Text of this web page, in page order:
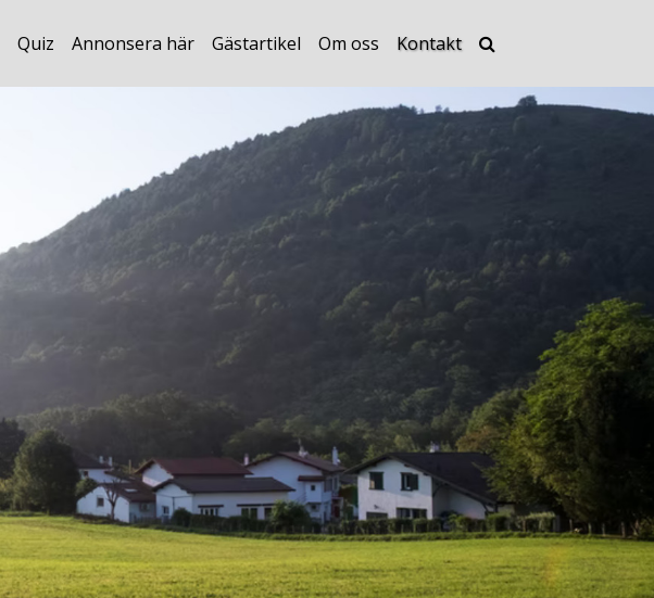
Quiz Annonsera här Gästartikel Om oss Kontakt